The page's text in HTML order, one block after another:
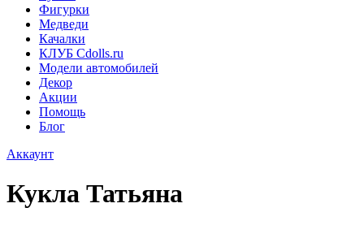
Фигурки
Медведи
Качалки
КЛУБ Cdolls.ru
Модели автомобилей
Декор
Акции
Помощь
Блог
Аккаунт
Кукла Татьяна